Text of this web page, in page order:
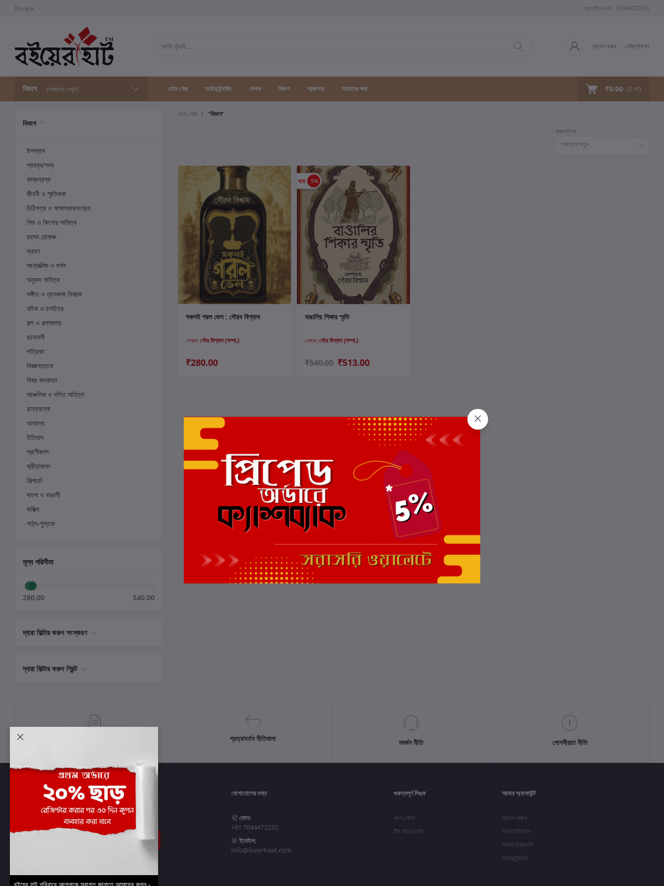
Bangla হেল্পলাইন +91 7044472233
প্রবেশ করুন রেজিস্ট্রেশান
বিভাগ (সবগুলো দেখুন) হোম পেজ অর্ডার ট্র্যাকিং লেখক বিভাগ প্রকাশক আমাদের কথা ₹0.00 (0 বই)
বিভাগ
উপন্যাস
প্রবন্ধ/গদ্য
কাব্যগ্রন্থ
জীবনী ও স্মৃতিকথা
চিঠিপত্র ও সাক্ষাৎকারসংগ্রহ
শিশু ও কিশোর সাহিত্য
রহস্য রোমাঞ্চ
ভ্রমণ
আধ্যাত্মিক ও দর্শন
অনুবাদ সাহিত্য
সঙ্গীত ও নৃত্যকলা বিষয়ক
নাটক ও চলচিত্র
গল্প ও গল্পসমগ্র
রচনাবলী
পত্রিকা
বিজ্ঞানচেতনা
বিষয় কলকাতা
আঞ্চলিক ও দলিত সাহিত্য
রান্নাবান্না
অন্যান্য
ইতিহাস
প্রাণীজগৎ
ক্রীড়াজগৎ
শিল্পচর্চা
বাংলা ও বাঙালী
কমিক্স
পাঠ্য-পুস্তক
মূল্য পরিসীমা
280.00 540.00
দ্বারা ফিল্টার করুন সংস্করণ
দ্বারা ফিল্টার করুন প্রিন্ট
হোম পেজ
"বিভাগ"
ক্রমানুসার
সবথেকে নতুন
কার্টে যোগ করুন
সকলই গরল ভেল : গৌরব বিশ্বাস
লেখক: গৌর বিশ্বাস (সম্পা.)
₹280.00
ছাড় 5%
কার্টে যোগ করুন
বাঙালির শিকার স্মৃতি
লেখক: গৌর বিশ্বাস (সম্পা.)
₹540.00 ₹513.00
প্রত্যাবর্তন নীতিমালা সমর্থন নীতি গোপনীয়তা নীতি
সাবস্ক্রাইব
যোগাযোগের তথ্য
ফোন:
+91 7044472233
ইমেইল:
info@boierhaat.com
গুরুত্বপূর্ণ লিঙ্ক
ব্লগ পোস্ট
টিম বইয়ের হাট
আমার অ্যাকাউন্ট
প্রবেশ করুন
অর্ডার ইতিহাস
আমার ইচ্ছাগুলি
অর্ডার ট্র্যাকিং